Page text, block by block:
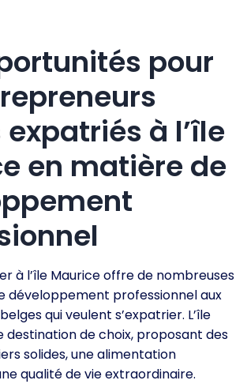
pour
à l’île
en matière de
à l’île Maurice offre de nombreuses
développement professionnel aux
qui veulent s’expatrier. L’île
destination de choix, proposant des
solides, une alimentation
qualité de vie extraordinaire.